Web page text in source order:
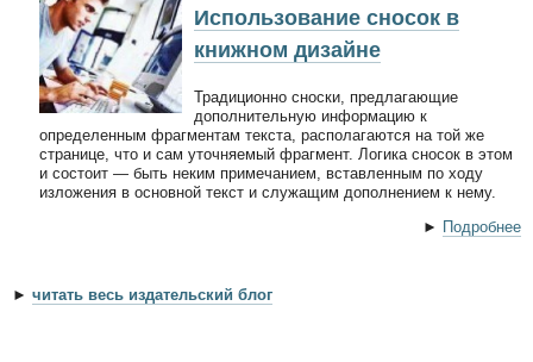
Использование сносок в
книжном дизайне
Традиционно сноски, предлагающие
дополнительную информацию к
определенным фрагментам текста, располагаются на той же
странице, что и сам уточняемый фрагмент. Логика сносок в этом
и состоит — быть неким примечанием, вставленным по ходу
изложения в основной текст и служащим дополнением к нему.
► Подробнее
► читать весь издательский блог